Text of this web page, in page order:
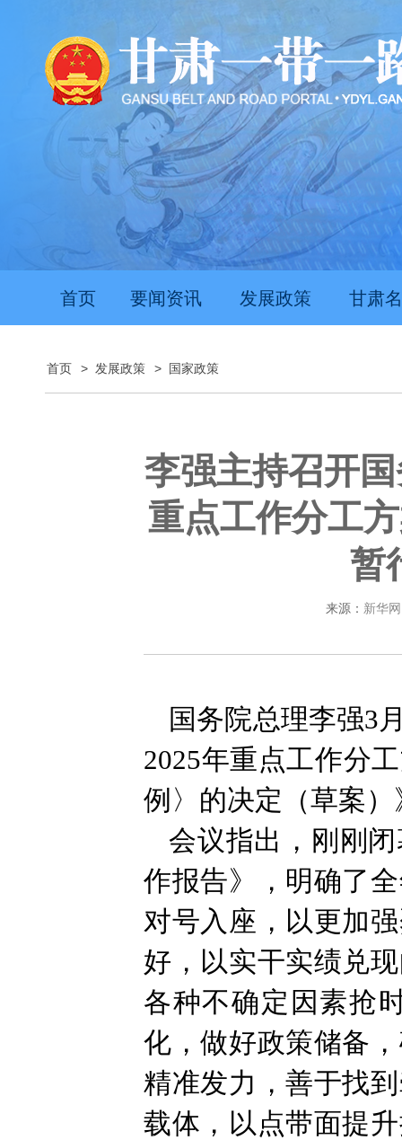
首页 要闻资讯 发展政策 甘肃
首页 > 发展政策 > 国家政策
李强主持召开
重点工作分工
暂
来源： 新华网
国务院总理李强3
2025年重点工作分
例〉的决定（草案）
会议指出，刚刚
作报告》，明确了
对号入座，以更加
好，以实干实绩兑
各种不确定因素抢
化，做好政策储备
精准发力，善于找
载体，以点带面提